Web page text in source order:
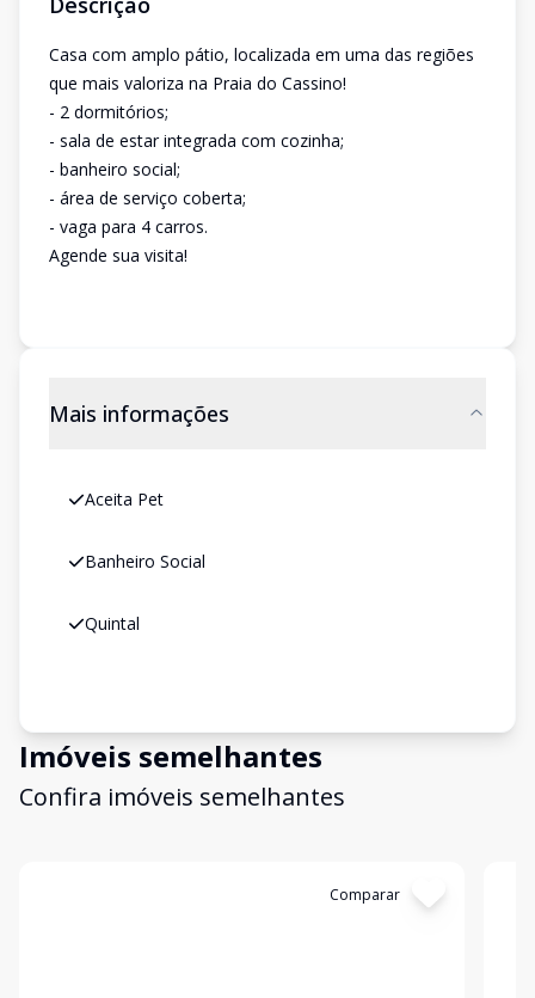
Casa com amplo pátio, localizada em uma das regiões
que mais valoriza na Praia do Cassino!
- 2 dormitórios;
- sala de estar integrada com cozinha;
- banheiro social;
- área de serviço coberta;
- vaga para 4 carros.
Agende sua visita!
Mais informações
Aceita Pet
Banheiro Social
Quintal
Imóveis semelhantes
Confira imóveis semelhantes
Comparar